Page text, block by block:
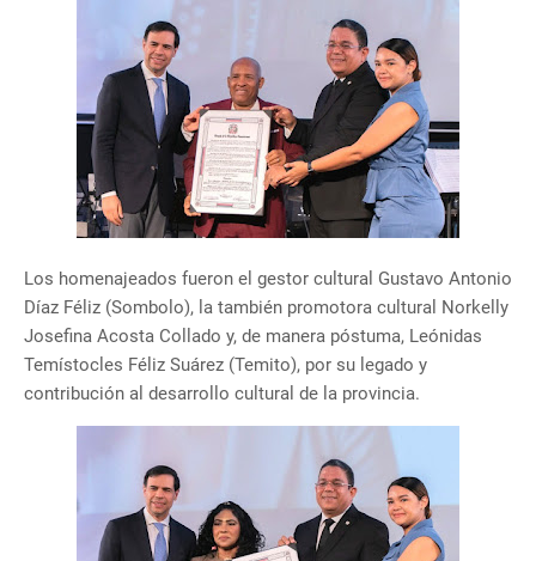
Los homenajeados fueron el gestor cultural Gustavo Antonio
Díaz Féliz (Sombolo), la también promotora cultural Norkelly
Josefina Acosta Collado y, de manera póstuma, Leónidas
Temístocles Féliz Suárez (Temito), por su legado y
contribución al desarrollo cultural de la provincia.